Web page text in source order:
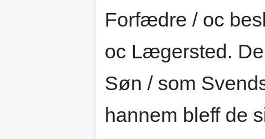
Forfædre / oc
oc Lægersted.
Søn / som
hannem bleff de